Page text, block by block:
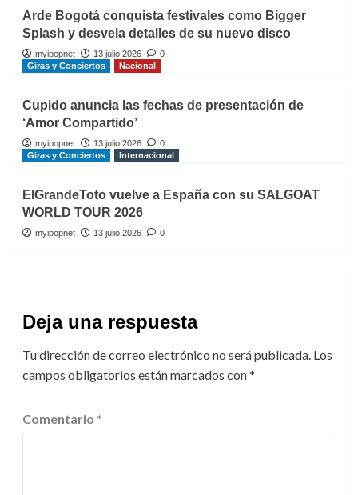
Arde Bogotá conquista festivales como Bigger
Splash y desvela detalles de su nuevo disco
myipopnet 13 julio 2026
0
Giras y Conciertos
Nacional
Cupido anuncia las fechas de presentación de
‘Amor Compartido’
myipopnet 13 julio 2026
0
Giras y Conciertos
Internacional
ElGrandeToto vuelve a España con su SALGOAT
WORLD TOUR 2026
myipopnet 13 julio 2026 0
Deja una respuesta
Tu dirección de correo electrónico no será publicada. Los
campos obligatorios están marcados con*
Comentario *